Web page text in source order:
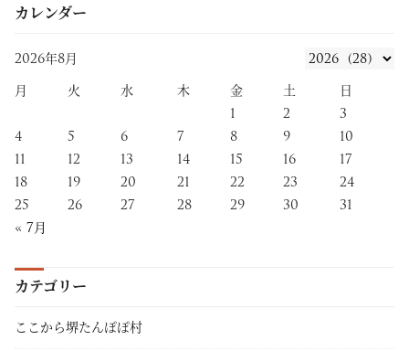
カレンダー
2026年8月
月
火 水 木 金 土
日
1
2
3
4
5 6 7 8 9
10
11
12 13 14 15 16
17
18
19 20 21 22 23
24
25
26 27 28 29 30
31
« 7月
カテゴリー
ここから堺たんぽぽ村